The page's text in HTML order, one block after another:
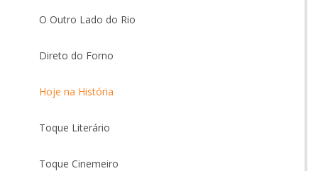
O Outro Lado do Rio
Direto do Forno
Hoje na História
Toque Literário
Toque Cinemeiro